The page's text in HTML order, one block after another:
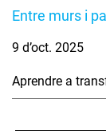
Entre murs i
9 d’oct. 2025
Aprendre a